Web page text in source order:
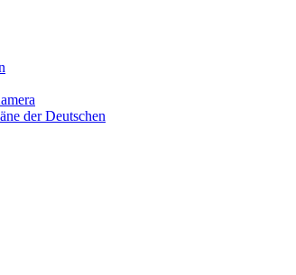
der Deutschen